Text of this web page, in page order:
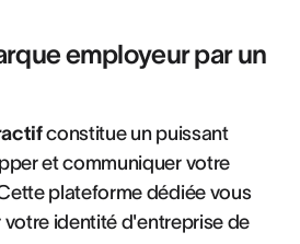
employeur par un
constitue un puissant
et communiquer votre
plateforme dédiée vous
identité d'entreprise de